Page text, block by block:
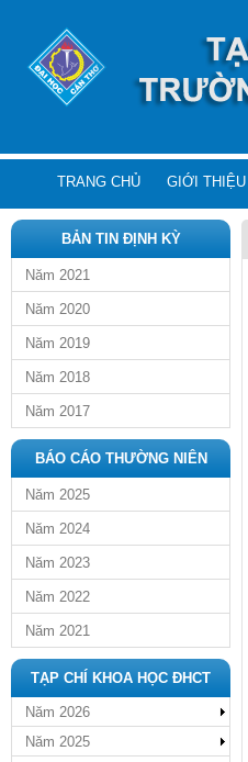
TRANG CHỦ GIỚI THIỆU
BẢN TIN ĐỊNH KỲ
Năm 2021
Năm 2020
Năm 2019
Năm 2018
Năm 2017
BÁO CÁO THƯỜNG NIÊN
Năm 2025
Năm 2024
Năm 2023
Năm 2022
Năm 2021
TẠP CHÍ KHOA HỌC ĐHCT
Năm 2026
Năm 2025